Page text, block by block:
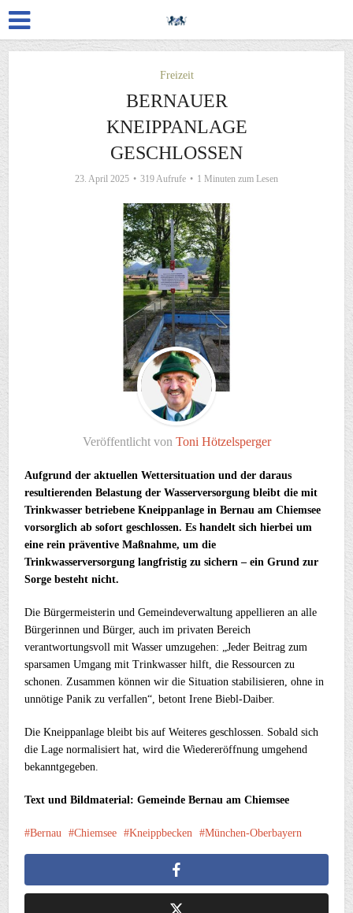
Freizeit
BERNAUER
KNEIPPANLAGE
GESCHLOSSEN
23. April 2025 319 Aufrufe 1 Minuten zum Lesen
Veröffentlicht von Toni Hötzelsperger
Aufgrund der aktuellen Wettersituation und der daraus
resultierenden Belastung der Wasserversorgung bleibt die mit
Trinkwasser betriebene Kneippanlage in Bernau am Chiemsee
vorsorglich ab sofort geschlossen. Es handelt sich hierbei um
eine rein präventive Maßnahme, um die
Trinkwasserversorgung langfristig zu sichern – ein Grund zur
Sorge besteht nicht.
Die Bürgermeisterin und Gemeindeverwaltung appellieren an alle
Bürgerinnen und Bürger, auch im privaten Bereich
verantwortungsvoll mit Wasser umzugehen: „Jeder Beitrag zum
sparsamen Umgang mit Trinkwasser hilft, die Ressourcen zu
schonen. Zusammen können wir die Situation stabilisieren, ohne in
unnötige Panik zu verfallen“, betont Irene Biebl-Daiber.
Die Kneippanlage bleibt bis auf Weiteres geschlossen. Sobald sich
die Lage normalisiert hat, wird die Wiedereröffnung umgehend
bekanntgegeben.
Text und Bildmaterial: Gemeinde Bernau am Chiemsee
Bernau Chiemsee Kneippbecken München-Oberbayern